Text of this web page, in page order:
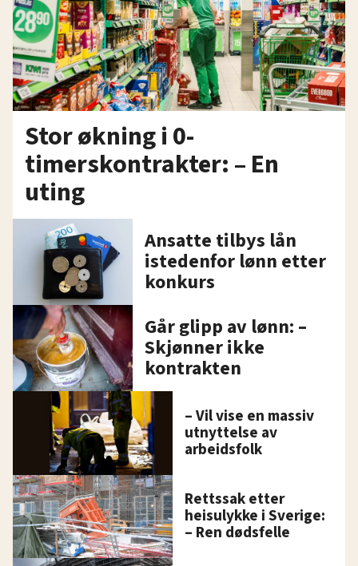
Stor økning i 0-
timerskontrakter: – En
uting
Ansatte tilbys lån
istedenfor lønn etter
konkurs
Går glipp av lønn: –
Skjønner ikke
kontrakten
– Vil vise en massiv
utnyttelse av
arbeidsfolk
Rettssak etter
heisulykke i Sverige:
– Ren dødsfelle